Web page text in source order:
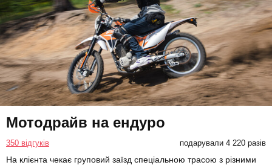
Мотодрайв на ендуро
350 відгуків подарували 4 220 разів
На клієнта чекає груповий заїзд спеціальною трасою з різними